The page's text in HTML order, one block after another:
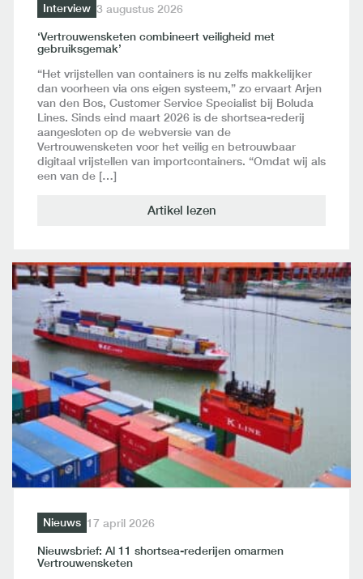
Interview 3 augustus 2026
‘Vertrouwensketen combineert veiligheid met
gebruiksgemak’
“Het vrijstellen van containers is nu zelfs makkelijker
dan voorheen via ons eigen systeem,” zo ervaart Arjen
van den Bos, Customer Service Specialist bij Boluda
Lines. Sinds eind maart 2026 is de shortsea-rederij
aangesloten op de webversie van de
Vertrouwensketen voor het veilig en betrouwbaar
digitaal vrijstellen van importcontainers. “Omdat wij als
een van de […]
Artikel lezen
Nieuws 17 april 2026
Nieuwsbrief: Al 11 shortsea-rederijen omarmen
Vertrouwensketen